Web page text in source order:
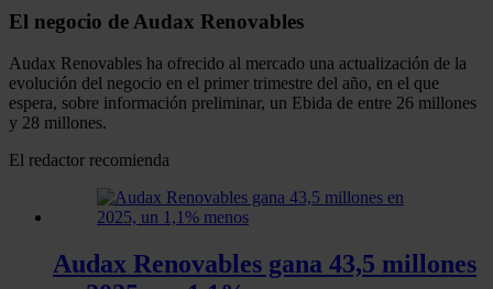
El negocio de Audax Renovables
Audax Renovables ha ofrecido al mercado una actualización de la
evolución del negocio en el primer trimestre del año, en el que
espera, sobre información preliminar, un Ebida de entre 26 millones
y 28 millones.
El redactor recomienda
Audax Renovables gana 43,5 millones